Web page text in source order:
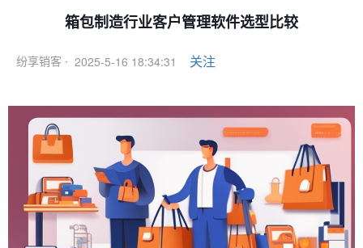
箱包制造行业客户管理软件选型比较
纷享销客 · 2025-5-16 18:34:31 关注